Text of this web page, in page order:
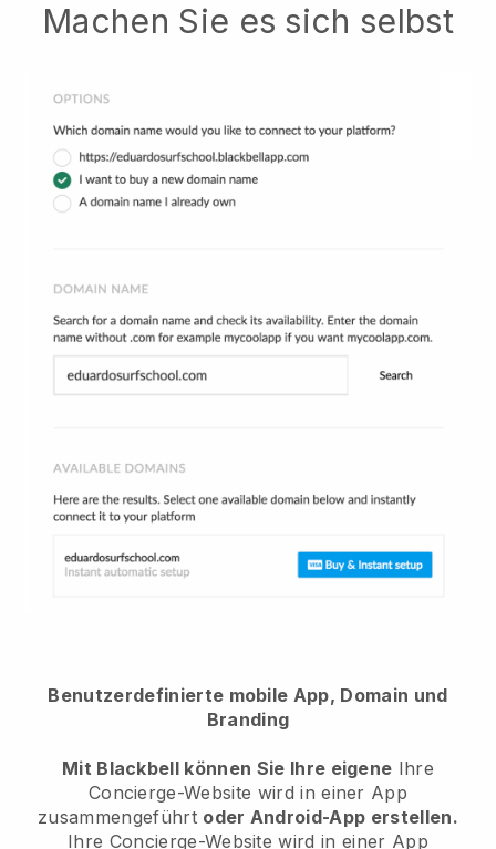
Machen Sie es sich selbst
Benutzerdefinierte mobile App, Domain und
Branding
Mit Blackbell können Sie Ihre eigene Ihre
Concierge-Website wird in einer App
zusammengeführt oder Android-App erstellen.
Ihre Concierge-Website wird in einer App